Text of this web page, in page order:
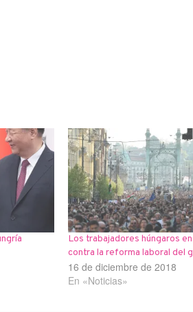
Los trabajadores húngaros
contra la reforma laboral del
16 de diciembre de 2018
En «Noticias»